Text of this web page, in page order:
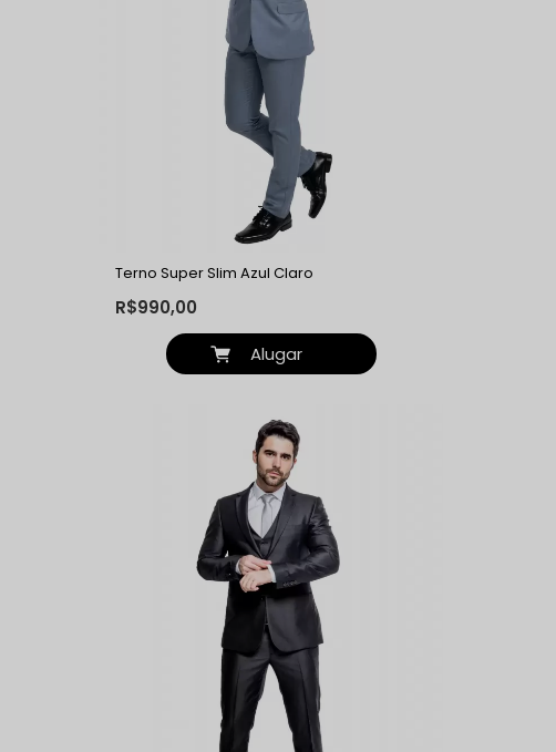
Terno Super Slim Azul Claro
R$990,00
Alugar